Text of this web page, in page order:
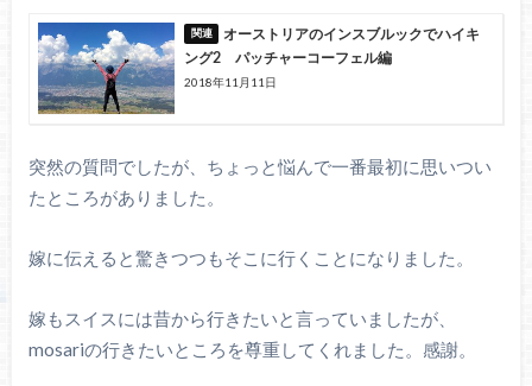
オーストリアのインスブルックでハイキ
ング2 パッチャーコーフェル編
2018年11月11日
突然の質問でしたが、ちょっと悩んで一番最初に思いつい
たところがありました。
嫁に伝えると驚きつつもそこに行くことになりました。
嫁もスイスには昔から行きたいと言っていましたが、
mosariの行きたいところを尊重してくれました。感謝。